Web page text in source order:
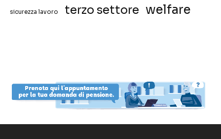
sicurezza lavoro terzo settore welfare